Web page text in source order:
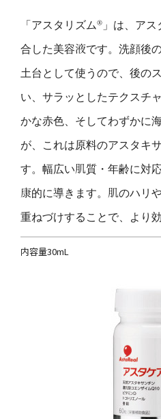
「アスタリズム®」は、ア
合した美容液です。洗顔後
土台として使うので、後の
い、サラッとしたテクスチ
かな赤色、そしてわずかに
が、これは原料のアスタキ
す。幅広い肌質・年齢に対
康的に導きます。肌のハリ
重ねづけすることで、より
内容量30mL